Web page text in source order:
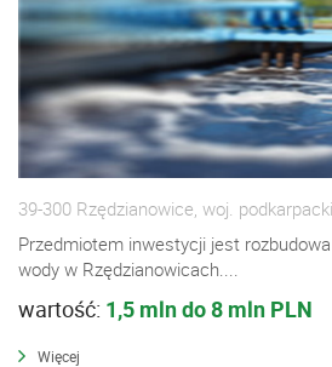
39-300 Rzędzianowice, woj.
Przedmiotem inwestycji jest
wody w Rzędzianowicach....
wartość: 1,5 mln do 8 mln PLN
Więcej